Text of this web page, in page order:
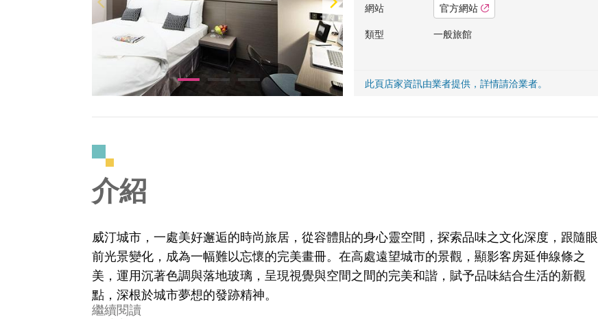
網站
官方網站
類型
一般旅館
此頁店家資訊由業者提供，詳情請洽業者。
介紹
威汀城市，一處美好邂逅的時尚旅居，從容體貼的身心靈空間，探索品味之文化深度，跟隨眼
前光景變化，成為一幅難以忘懷的完美畫冊。在高處遠望城市的景觀，顯影客房延伸線條之
美，運用沉著色調與落地玻璃，呈現視覺與空間之間的完美和諧，賦予品味結合生活的新觀
點，深根於城市夢想的發跡精神。
繼續閱讀